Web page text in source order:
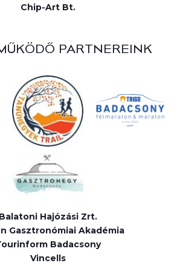
Chip-Art Bt.
PARTNEREINK
Balatoni Hajózási Zrt.
Gasztronómiai Akadémia
Badacsony
Vincells